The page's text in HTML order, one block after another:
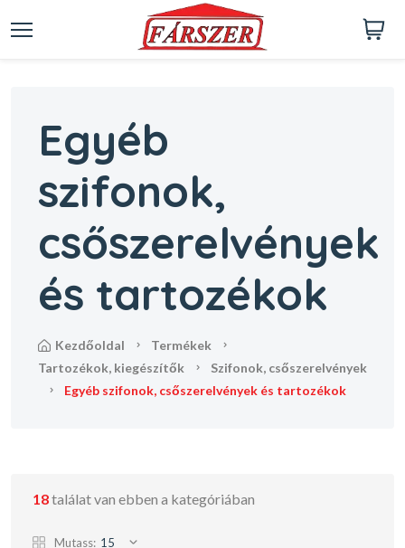
Egyéb
szifonok,
csőszerelvények
és tartozékok
kezdőoldal
termékek
tartozékok, kiegészítők
szifonok, csőszerelvények
egyéb szifonok, csőszerelvények és tartozékok
18találat van ebben a kategóriában
Mutass: 15